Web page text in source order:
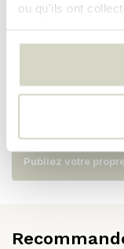
ou qu'ils ont
Évaluations
Il n'y a pas encore
Publiez votre